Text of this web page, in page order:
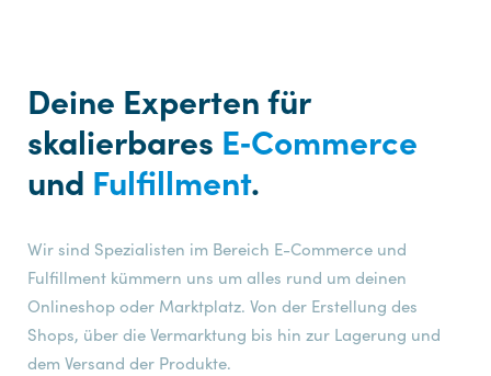
Deine Experten für
skalierbares E‑Commerce
und Fulfillment.
Wir sind Spezialisten im Bereich E-Commerce und
Fulfillment kümmern uns um alles rund um deinen
Onlineshop oder Marktplatz. Von der Erstellung des
Shops, über die Vermarktung bis hin zur Lagerung und
dem Versand der Produkte.